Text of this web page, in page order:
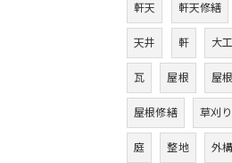
軒天 軒天修繕
天井 軒 大工
瓦 屋根 屋
屋根修繕 草刈り
庭 整地 外